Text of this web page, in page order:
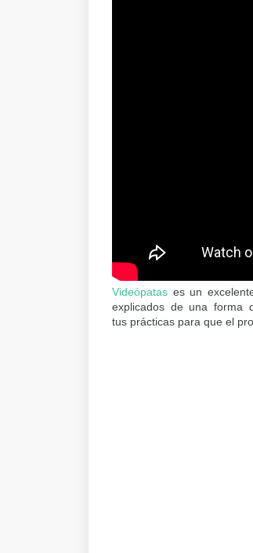
Videópatas es un
explicados de una forma
tus prácticas para que el